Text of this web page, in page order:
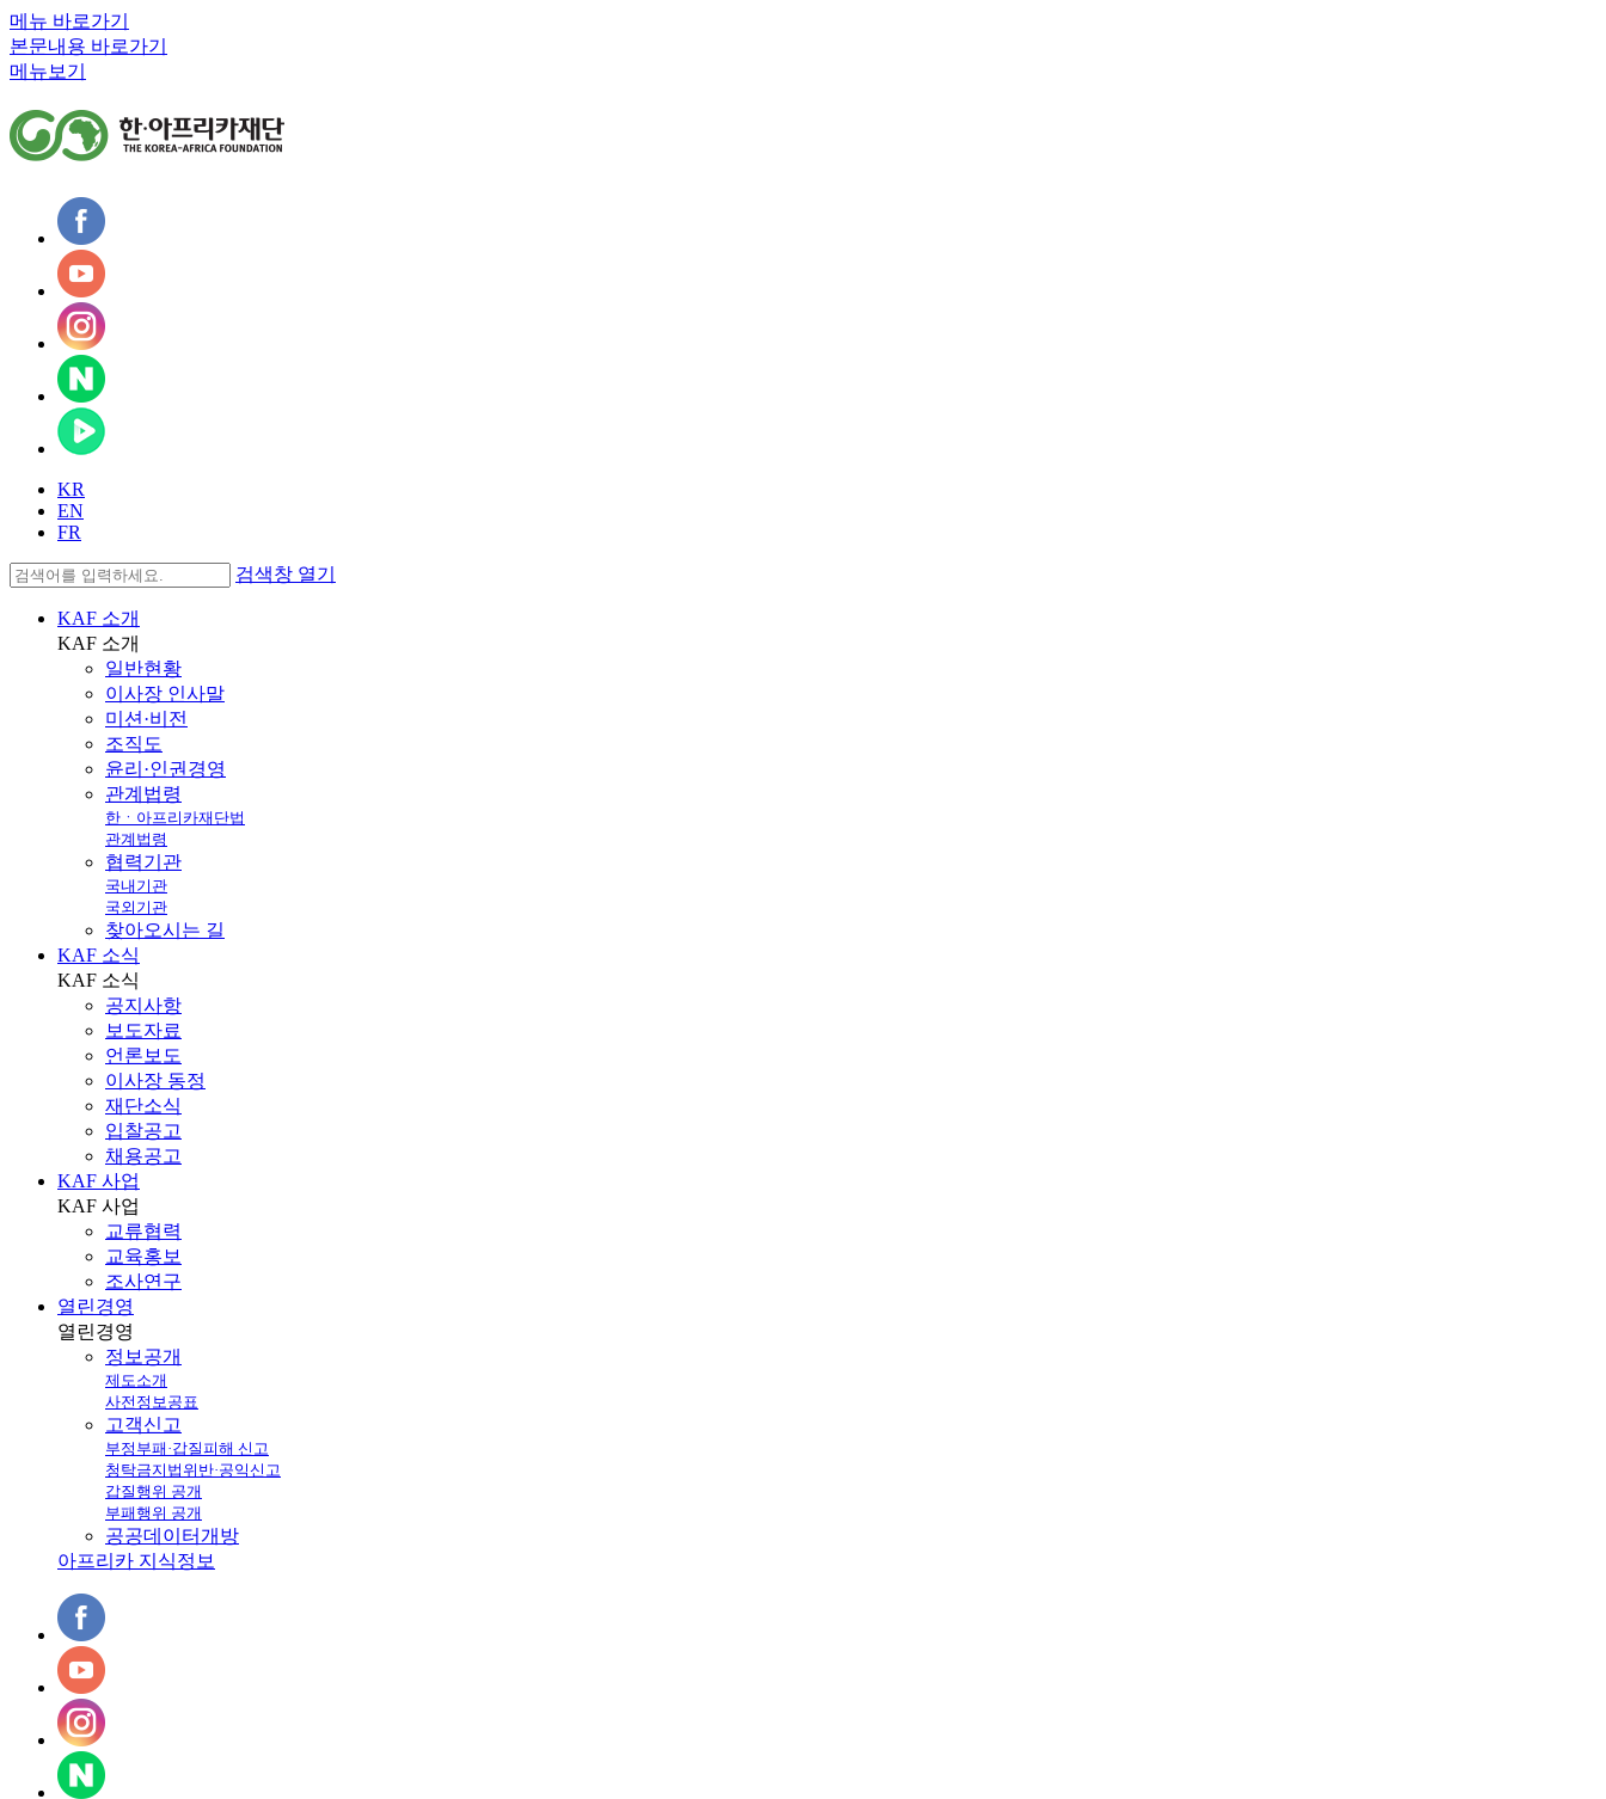
메뉴 바로가기
본문내용 바로가기
메뉴보기
KR
EN
FR
검색창 열기
KAF 소개
KAF 소개
일반현황
이사장 인사말
미션·비전
조직도
윤리·인권경영
관계법령
한ㆍ아프리카재단법
관계법령
협력기관
국내기관
국외기관
찾아오시는 길
KAF 소식
KAF 소식
공지사항
보도자료
언론보도
이사장 동정
재단소식
입찰공고
채용공고
KAF 사업
KAF 사업
교류협력
교육홍보
조사연구
열린경영
열린경영
정보공개
제도소개
사전정보공표
고객신고
부정부패·갑질피해 신고
청탁금지법위반·공익신고
갑질행위 공개
부패행위 공개
공공데이터개방
아프리카 지식정보